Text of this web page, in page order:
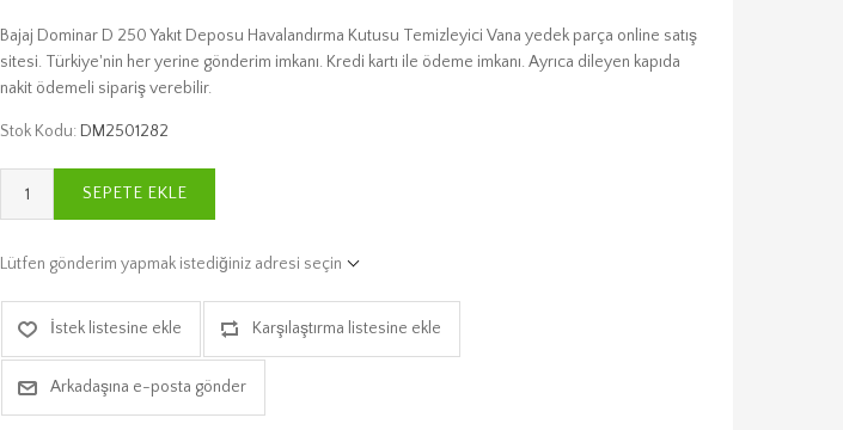
Bajaj Dominar D 250 Yakıt Deposu Havalandırma Kutusu Temizleyici Vana yedek parça online satış
sitesi. Türkiye'nin her yerine gönderim imkanı. Kredi kartı ile ödeme imkanı. Ayrıca dileyen kapıda
nakit ödemeli sipariş verebilir.
Stok Kodu: DM2501282
SEPETE EKLE
Lütfen gönderim yapmak istediğiniz adresi seçin
İstek listesine ekle Karşılaştırma listesine ekle
Arkadaşına e-posta gönder